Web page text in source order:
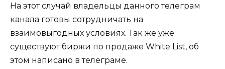
На этот случай владельцы данного телеграм
канала готовы сотрудничать на
взаимовыгодных условиях. Так же уже
существуют биржи по продаже White List, об
этом написано в телеграме.